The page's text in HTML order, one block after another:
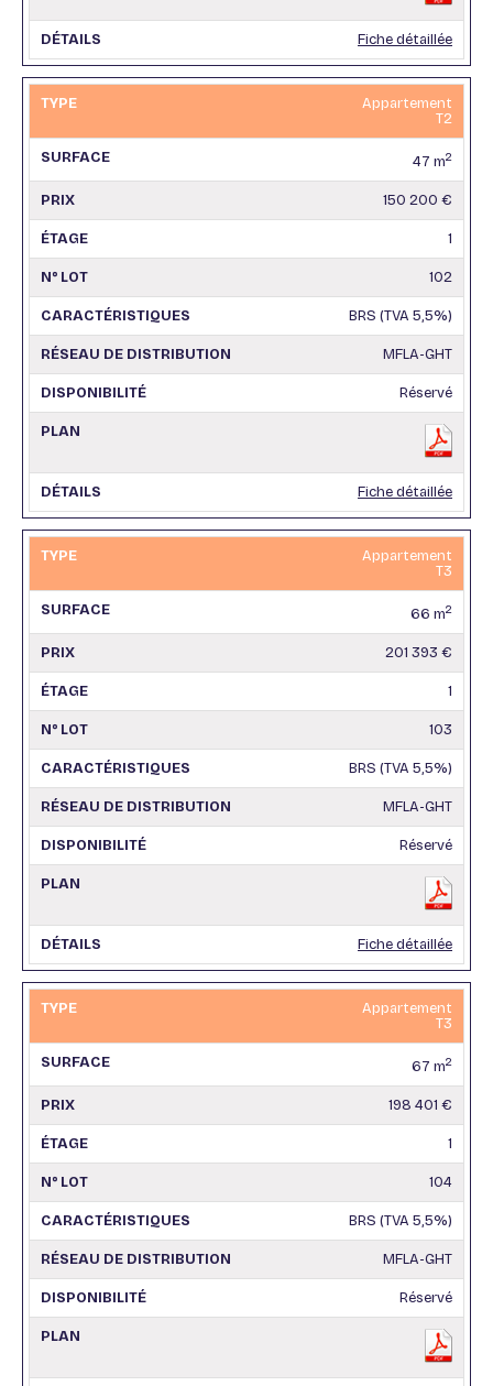
Fiche détaillée
Appartement
T2
47 m2
150 200 €
1
102
BRS (TVA 5,5%)
MFLA-GHT
Réservé
Fiche détaillée
Appartement
T3
66 m2
201 393 €
1
103
BRS (TVA 5,5%)
MFLA-GHT
Réservé
Fiche détaillée
Appartement
T3
67 m2
198 401 €
1
104
BRS (TVA 5,5%)
MFLA-GHT
Réservé